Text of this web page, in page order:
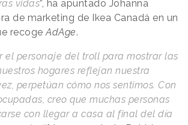
vidas”, ha apuntado Johanna
de marketing de Ikea Canadá en un
recogeAdAge.
el personaje del troll para mostrar las
hogares reflejan nuestra
perpetúan cómo nos sentimos. Con
creo que muchas personas
con llegar a casa al final del día